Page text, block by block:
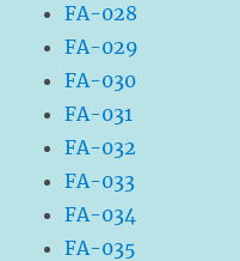
FA-028
FA-029
FA-030
FA-031
FA-032
FA-033
FA-034
FA-035